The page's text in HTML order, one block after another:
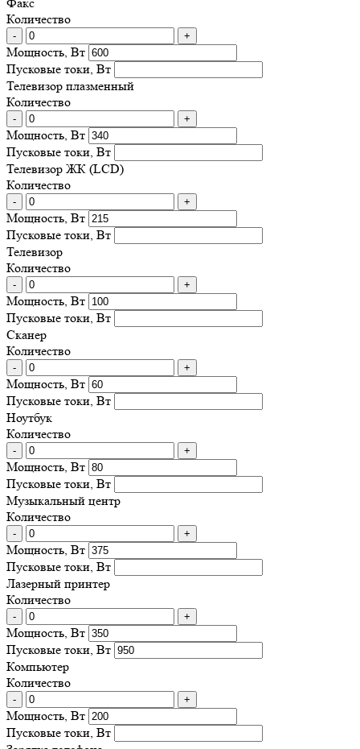
Количество
- +
Мощность, Вт
Пусковые токи, Вт
Телевизор плазменный
Количество
- +
Мощность, Вт
Пусковые токи, Вт
Телевизор ЖК (LCD)
Количество
- +
Мощность, Вт
Пусковые токи, Вт
Телевизор
Количество
- +
Мощность, Вт
Пусковые токи, Вт
Сканер
Количество
- +
Мощность, Вт
Пусковые токи, Вт
Ноутбук
Количество
- +
Мощность, Вт
Пусковые токи, Вт
Музыкальный центр
Количество
- +
Мощность, Вт
Пусковые токи, Вт
Лазерный принтер
Количество
- +
Мощность, Вт
Пусковые токи, Вт
Компьютер
Количество
- +
Мощность, Вт
Пусковые токи, Вт